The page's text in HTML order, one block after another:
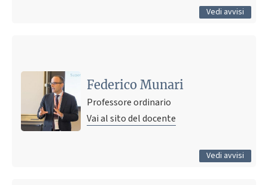
Vedi avvisi
Tutti gli avvisi
Federico Munari
Professore ordinario
Vai al sito del docente
Vedi avvisi
10 settembre 2025 11:28
Tutti gli avvisi